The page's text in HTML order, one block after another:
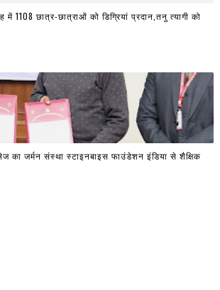
में 1108 छात्र-छात्राओं को डिग्रियां प्रदान,तनु त्यागी को
का जर्मन संस्था स्टाइनबाइस फाउंडेशन इंडिया से शैक्षिक